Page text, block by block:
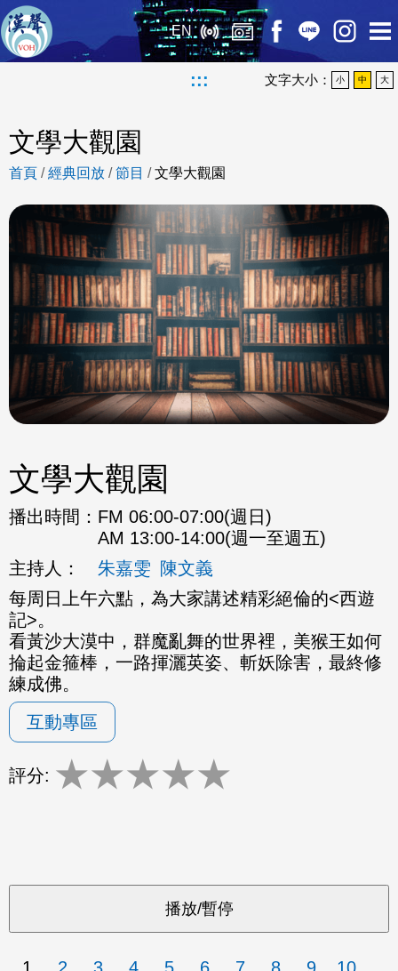
EN
::: 文字大小： 小 中 大
文學大觀園
首頁 /經典回放 /節目 /文學大觀園
文學大觀園
播出時間： FM 06:00-07:00(週日)
AM 13:00-14:00(週一至週五)
主持人：
朱嘉雯 陳文義
每周日上午六點，為大家講述精彩絕倫的<西遊
記>。
看黃沙大漠中，群魔亂舞的世界裡，美猴王如何
掄起金箍棒，一路揮灑英姿、斬妖除害，最終修
練成佛。
互動專區
評分: ★★★★★